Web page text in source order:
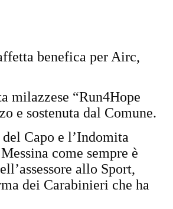
benefica per Airc,
milazzese “Run4Hope
e sostenuta dal Comune.
Capo e l’Indomita
come sempre è
allo Sport,
dei Carabinieri che ha